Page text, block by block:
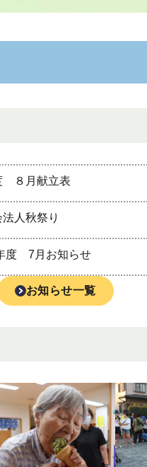
８月献立表
法人秋祭り
度 7月お知らせ
お知らせ一覧